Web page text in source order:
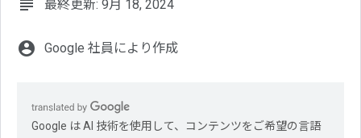
subject 最終更新: 9月 18, 2024
account_circle Google 社員により作成
Google は AI 技術を使用して、コンテンツをご希望の言語